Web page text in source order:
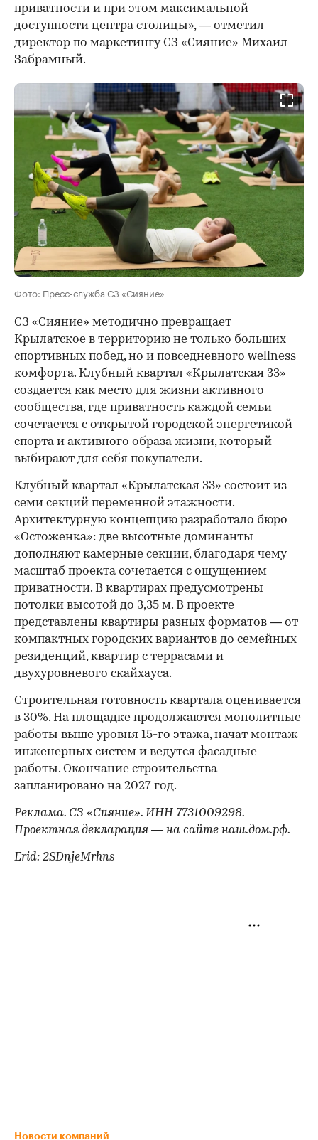
приватности и при этом максимальной
доступности центра столицы», — отметил
директор по маркетингу СЗ «Сияние» Михаил
Забрамный.
Фото: Пресс-служба СЗ «Сияние»
СЗ «Сияние» методично превращает
Крылатское в территорию не только больших
спортивных побед, но и повседневного wellness-
комфорта. Клубный квартал «Крылатская 33»
создается как место для жизни активного
сообщества, где приватность каждой семьи
сочетается с открытой городской энергетикой
спорта и активного образа жизни, который
выбирают для себя покупатели.
Клубный квартал «Крылатская 33» состоит из
семи секций переменной этажности.
Архитектурную концепцию разработало бюро
«Остоженка»: две высотные доминанты
дополняют камерные секции, благодаря чему
масштаб проекта сочетается с ощущением
приватности. В квартирах предусмотрены
потолки высотой до 3,35 м. В проекте
представлены квартиры разных форматов — от
компактных городских вариантов до семейных
резиденций, квартир с террасами и
двухуровневого скайхауса.
Строительная готовность квартала оценивается
в 30%. На площадке продолжаются монолитные
работы выше уровня 15-го этажа, начат монтаж
инженерных систем и ведутся фасадные
работы. Окончание строительства
запланировано на 2027 год.
Реклама. СЗ «Сияние». ИНН 7731009298.
Проектная декларация — на сайте наш.дом.рф.
Erid: 2SDnjeMrhns
Новости компаний